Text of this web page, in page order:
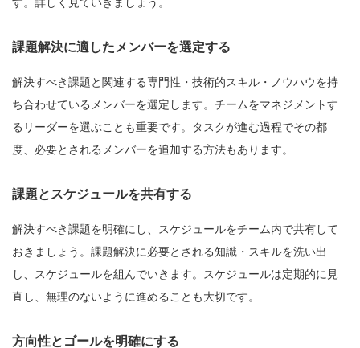
す。詳しく見ていきましょう。
課題解決に適したメンバーを選定する
解決すべき課題と関連する専門性・技術的スキル・ノウハウを持
ち合わせているメンバーを選定します。チームをマネジメントす
るリーダーを選ぶことも重要です。タスクが進む過程でその都
度、必要とされるメンバーを追加する方法もあります。
課題とスケジュールを共有する
解決すべき課題を明確にし、スケジュールをチーム内で共有して
おきましょう。課題解決に必要とされる知識・スキルを洗い出
し、スケジュールを組んでいきます。スケジュールは定期的に見
直し、無理のないように進めることも大切です。
方向性とゴールを明確にする